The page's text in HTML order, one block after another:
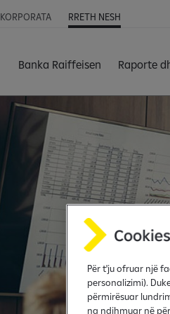
KORPORATA RRETH NESH
Banka Raiffeisen Raporte
Për t'ju ofruar një
personalizimi).
përmirësuar
na ndihmuar në